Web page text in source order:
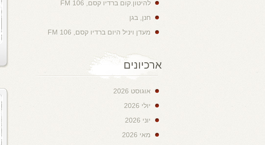
להיטון.קום ברדיו קסם, 106 FM
חנן, בגן
מעדן ויניל היום ברדיו קסם, 106 FM
ארכיונים
אוגוסט 2026
יולי 2026
יוני 2026
מאי 2026